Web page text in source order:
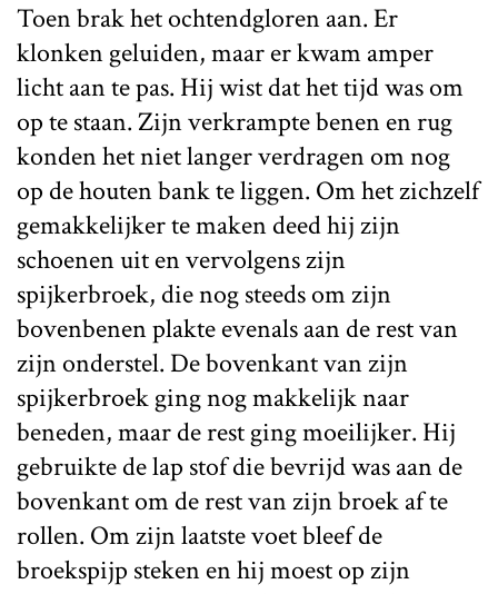
Toen brak het ochtendgloren aan. Er
klonken geluiden, maar er kwam amper
licht aan te pas. Hij wist dat het tijd was om
op te staan. Zijn verkrampte benen en rug
konden het niet langer verdragen om nog
op de houten bank te liggen. Om het zichzelf
gemakkelijker te maken deed hij zijn
schoenen uit en vervolgens zijn
spijkerbroek, die nog steeds om zijn
bovenbenen plakte evenals aan de rest van
zijn onderstel. De bovenkant van zijn
spijkerbroek ging nog makkelijk naar
beneden, maar de rest ging moeilijker. Hij
gebruikte de lap stof die bevrijd was aan de
bovenkant om de rest van zijn broek af te
rollen. Om zijn laatste voet bleef de
broekspijp steken en hij moest op zijn